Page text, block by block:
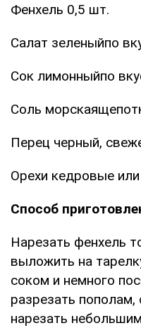
Фенхель 0,5 шт.
Салат зеленыйпо
Сок лимонныйпо
Соль
Перец черный,
Орехи кедровые
Способ
Нарезать фенхель
выложить на
соком и немного
разрезать пополам,
нарезать